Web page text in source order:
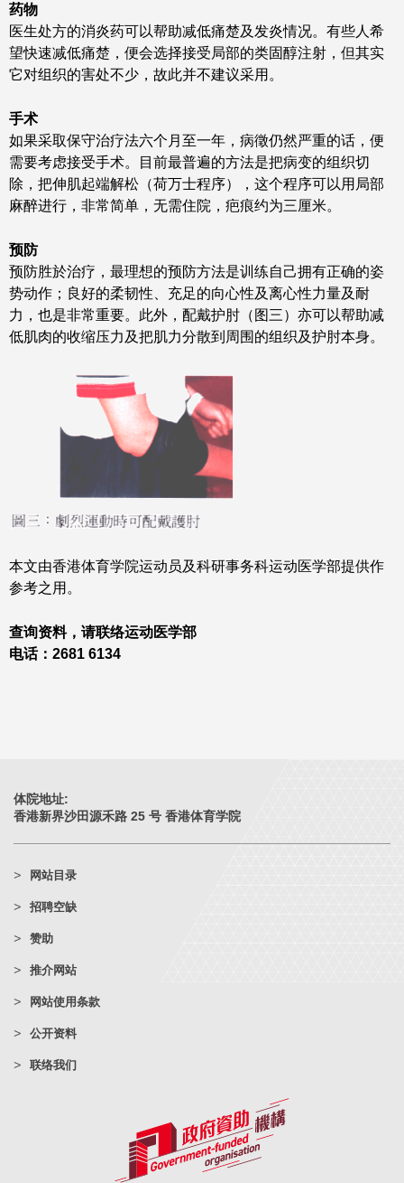
药物
医生处方的消炎药可以帮助减低痛楚及发炎情况。有些人希
望快速减低痛楚，便会选择接受局部的类固醇注射，但其实
它对组织的害处不少，故此并不建议采用。
手术
如果采取保守治疗法六个月至一年，病徵仍然严重的话，便
需要考虑接受手术。目前最普遍的方法是把病变的组织切
除，把伸肌起端解松（荷万士程序），这个程序可以用局部
麻醉进行，非常简单，无需住院，疤痕约为三厘米。
预防
预防胜於治疗，最理想的预防方法是训练自己拥有正确的姿
势动作；良好的柔韧性、充足的向心性及离心性力量及耐
力，也是非常重要。此外，配戴护肘（图三）亦可以帮助减
低肌肉的收缩压力及把肌力分散到周围的组织及护肘本身。
本文由香港体育学院运动员及科研事务科运动医学部提供作
参考之用。
查询资料，请联络运动医学部
电话：2681 6134
体院地址:
香港新界沙田源禾路 25 号 香港体育学院
网站目录
招聘空缺
赞助
推介网站
网站使用条款
公开资料
联络我们